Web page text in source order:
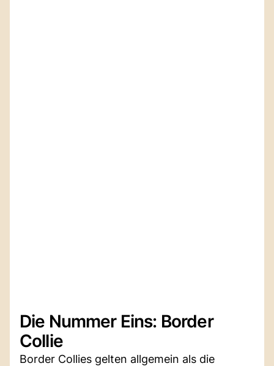
Die Nummer Eins: Border
Collie
Border Collies gelten allgemein als die